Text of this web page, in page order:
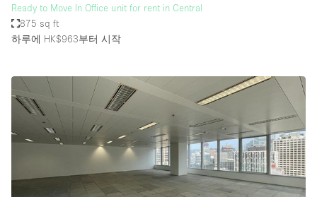
Ready to Move In Office unit for rent in Central
875 sq ft
하루에 HK$963부터 시작